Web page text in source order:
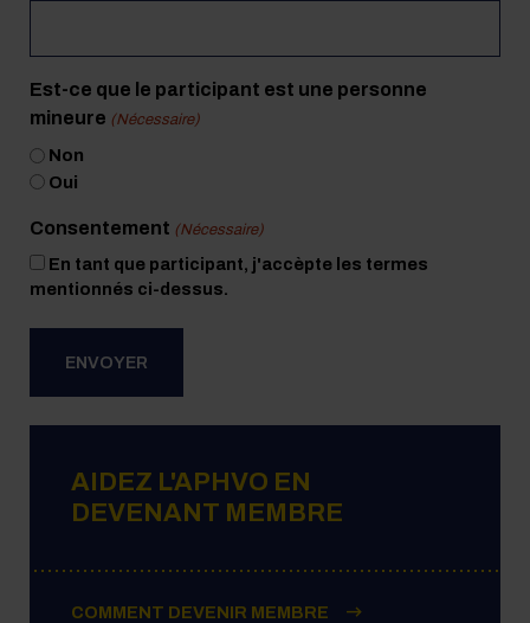
Est-ce que le participant est une personne
mineure (Nécessaire)
Non
Oui
Consentement (Nécessaire)
En tant que participant, j'accèpte les termes
mentionnés ci-dessus.
AIDEZ L'APHVO EN
DEVENANT MEMBRE
COMMENT DEVENIR MEMBRE